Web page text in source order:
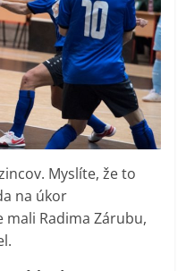
Myslíte, že to
na úkor
mali Radima Zárubu,